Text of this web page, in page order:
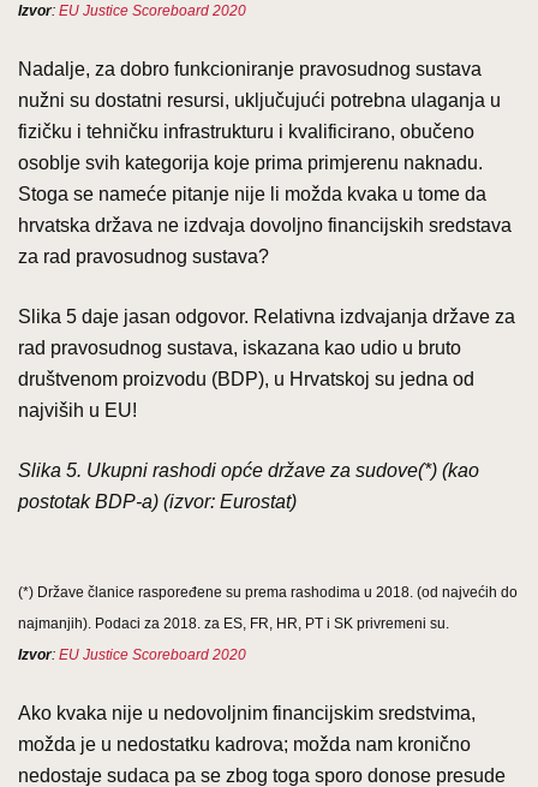
Izvor: EU Justice Scoreboard 2020
Nadalje, za dobro funkcioniranje pravosudnog sustava
nužni su dostatni resursi, uključujući potrebna ulaganja u
fizičku i tehničku infrastrukturu i kvalificirano, obučeno
osoblje svih kategorija koje prima primjerenu naknadu.
Stoga se nameće pitanje nije li možda kvaka u tome da
hrvatska država ne izdvaja dovoljno financijskih sredstava
za rad pravosudnog sustava?
Slika 5 daje jasan odgovor. Relativna izdvajanja države za
rad pravosudnog sustava, iskazana kao udio u bruto
društvenom proizvodu (BDP), u Hrvatskoj su jedna od
najviših u EU!
Slika 5. Ukupni rashodi opće države za sudove(*) (kao
postotak BDP-a) (izvor: Eurostat)
(*) Države članice raspoređene su prema rashodima u 2018. (od najvećih do
najmanjih). Podaci za 2018. za ES, FR, HR, PT i SK privremeni su.
Izvor: EU Justice Scoreboard 2020
Ako kvaka nije u nedovoljnim financijskim sredstvima,
možda je u nedostatku kadrova; možda nam kronično
nedostaje sudaca pa se zbog toga sporo donose presude